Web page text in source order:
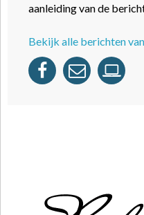
aanleiding van de
Bekijk alle berichten